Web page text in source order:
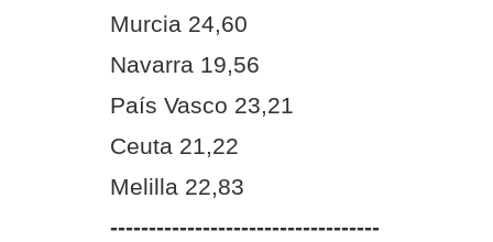
Murcia 24,60
Navarra 19,56
País Vasco 23,21
Ceuta 21,22
Melilla 22,83
-----------------------------------